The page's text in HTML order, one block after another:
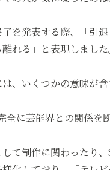
を発表する際、「引
れる」と表現しました
、いくつかの意味が含
全に芸能界との関係を
て制作に関わったり